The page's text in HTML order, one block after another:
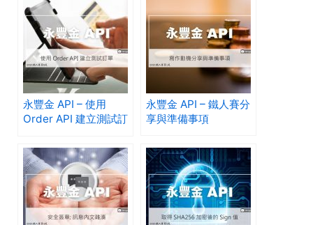
永豐金 API – 使用
Order API 建立測試訂
永豐金 API – 鐵人賽分
享與準備事項